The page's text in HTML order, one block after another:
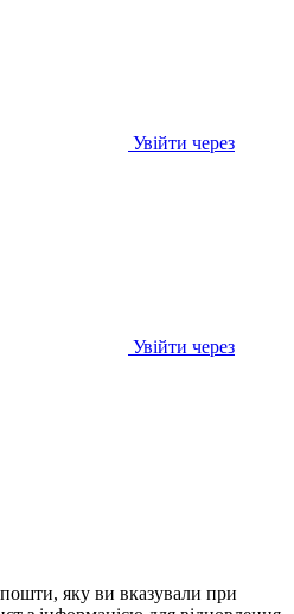
Увійти через
Увійти через
пошти, яку ви вказували при